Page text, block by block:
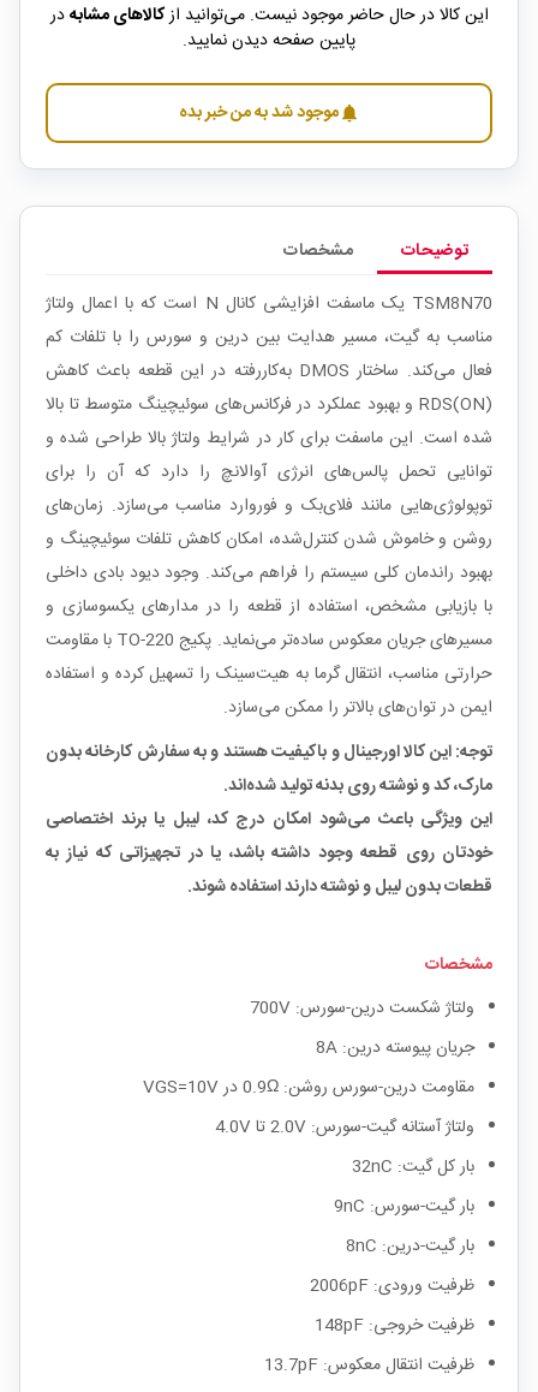
این کالا در حال حاضر موجود نیست. می‌توانید ازکالاهای مشابهدر
پایین صفحه دیدن نمایید.
notificationsموجود شد به من خبر بده
توضیحات
مشخصات
TSM8N70 یک ماسفت افزایشی کانال N است که با اعمال ولتاژ
مناسب به گیت، مسیر هدایت بین درین و سورس را با تلفات کم
فعال می‌کند. ساختار DMOS به‌کاررفته در این قطعه باعث کاهش
RDS(ON) و بهبود عملکرد در فرکانس‌های سوئیچینگ متوسط تا بالا
شده است. این ماسفت برای کار در شرایط ولتاژ بالا طراحی شده و
توانایی تحمل پالس‌های انرژی آوالانچ را دارد که آن را برای
توپولوژی‌هایی مانند فلای‌بک و فوروارد مناسب می‌سازد. زمان‌های
روشن و خاموش شدن کنترل‌شده، امکان کاهش تلفات سوئیچینگ و
بهبود راندمان کلی سیستم را فراهم می‌کند. وجود دیود بادی داخلی
با بازیابی مشخص، استفاده از قطعه را در مدارهای یکسوسازی و
مسیرهای جریان معکوس ساده‌تر می‌نماید. پکیج TO-220 با مقاومت
حرارتی مناسب، انتقال گرما به هیت‌سینک را تسهیل کرده و استفاده
ایمن در توان‌های بالاتر را ممکن می‌سازد.
توجه: این کالا اورجینال و باکیفیت هستند و به سفارش کارخانه بدون
مارک، کد و نوشته روی بدنه تولید شده‌اند.
این ویژگی باعث می‌شود امکان درج کد، لیبل یا برند اختصاصی
خودتان روی قطعه وجود داشته باشد، یا در تجهیزاتی که نیاز به
قطعات بدون لیبل و نوشته دارند استفاده شوند.
مشخصات
ولتاژ شکست درین-سورس: 700V
جریان پیوسته درین: 8A
مقاومت درین-سورس روشن: 0.9Ω در VGS=10V
ولتاژ آستانه گیت-سورس: 2.0V تا 4.0V
بار کل گیت: 32nC
بار گیت-سورس: 9nC
بار گیت-درین: 8nC
ظرفیت ورودی: 2006pF
ظرفیت خروجی: 148pF
ظرفیت انتقال معکوس: 13.7pF